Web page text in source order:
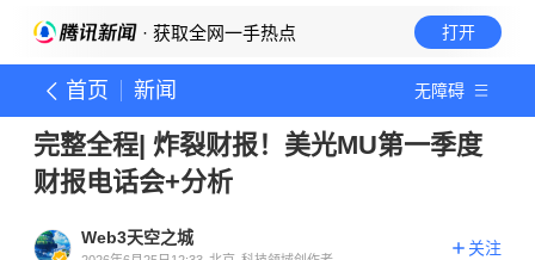
· 获取全网一手热点 打开
首页 新闻 无障碍
完整全程| 炸裂财报！美光MU第一季度
财报电话会+分析
Web3天空之城
关注